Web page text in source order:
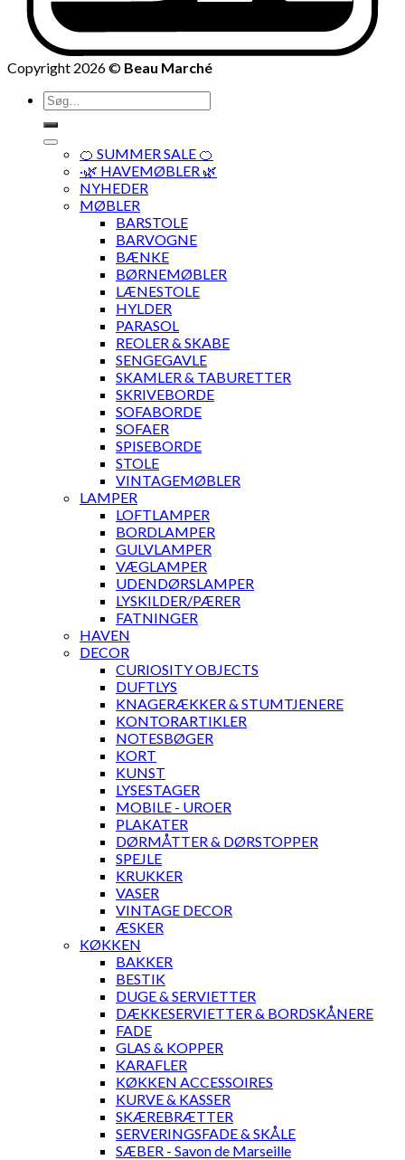
Copyright 2026 © Beau Marché
Søg
efter:
🍊 SUMMER SALE 🍊
·🌿 HAVEMØBLER 🌿
NYHEDER
MØBLER
BARSTOLE
BARVOGNE
BÆNKE
BØRNEMØBLER
LÆNESTOLE
HYLDER
PARASOL
REOLER & SKABE
SENGEGAVLE
SKAMLER & TABURETTER
SKRIVEBORDE
SOFABORDE
SOFAER
SPISEBORDE
STOLE
VINTAGEMØBLER
LAMPER
LOFTLAMPER
BORDLAMPER
GULVLAMPER
VÆGLAMPER
UDENDØRSLAMPER
LYSKILDER/PÆRER
FATNINGER
HAVEN
DECOR
CURIOSITY OBJECTS
DUFTLYS
KNAGERÆKKER & STUMTJENERE
KONTORARTIKLER
NOTESBØGER
KORT
KUNST
LYSESTAGER
MOBILE - UROER
PLAKATER
DØRMÅTTER & DØRSTOPPER
SPEJLE
KRUKKER
VASER
VINTAGE DECOR
ÆSKER
KØKKEN
BAKKER
BESTIK
DUGE & SERVIETTER
DÆKKESERVIETTER & BORDSKÅNERE
FADE
GLAS & KOPPER
KARAFLER
KØKKEN ACCESSOIRES
KURVE & KASSER
SKÆREBRÆTTER
SERVERINGSFADE & SKÅLE
SÆBER - Savon de Marseille